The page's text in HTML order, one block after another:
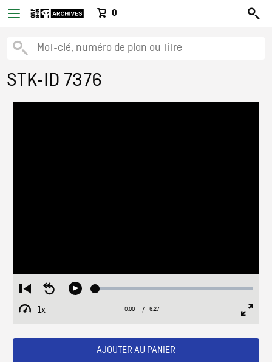
0
STK-ID 7376
Restart
from
beginning
Seek
Play Loaded:
1x
Playback
Current
0:00 / Duration
6:27
AJOUTER AU PANIER